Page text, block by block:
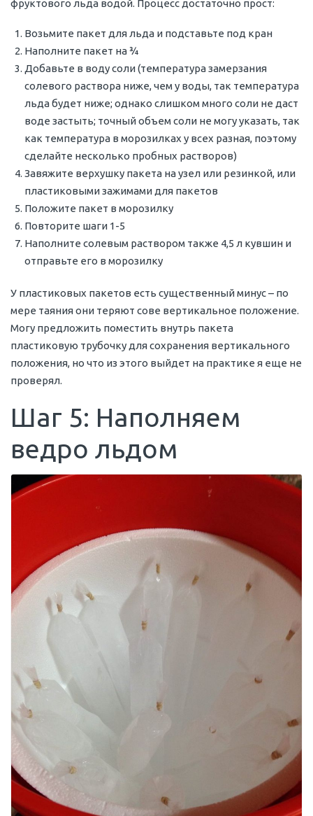
фруктового льда водой. Процесс достаточно прост:
Возьмите пакет для льда и подставьте под кран
Наполните пакет на ¾
Добавьте в воду соли (температура замерзания
солевого раствора ниже, чем у воды, так температура
льда будет ниже; однако слишком много соли не даст
воде застыть; точный объем соли не могу указать, так
как температура в морозилках у всех разная, поэтому
сделайте несколько пробных растворов)
Завяжите верхушку пакета на узел или резинкой, или
пластиковыми зажимами для пакетов
Положите пакет в морозилку
Повторите шаги 1-5
Наполните солевым раствором также 4,5 л кувшин и
отправьте его в морозилку
У пластиковых пакетов есть существенный минус – по
мере таяния они теряют сове вертикальное положение.
Могу предложить поместить внутрь пакета
пластиковую трубочку для сохранения вертикального
положения, но что из этого выйдет на практике я еще не
проверял.
Шаг 5: Наполняем
ведро льдом